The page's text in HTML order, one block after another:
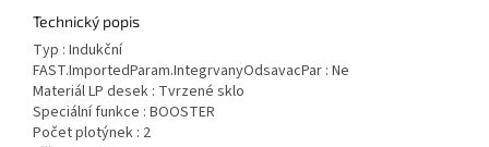
Technický popis
Typ : Indukční
FAST.ImportedParam.IntegrvanyOdsavacPar : Ne
Materiál LP desek : Tvrzené sklo
Speciální funkce : BOOSTER
Počet plotýnek : 2